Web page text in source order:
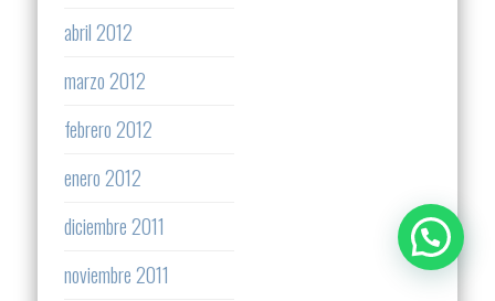
abril 2012
marzo 2012
febrero 2012
enero 2012
diciembre 2011
noviembre 2011